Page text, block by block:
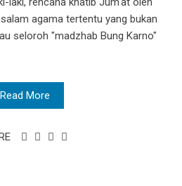
agama tertentu yang bukan
seloroh "madzhab Bung Karno"
Read More